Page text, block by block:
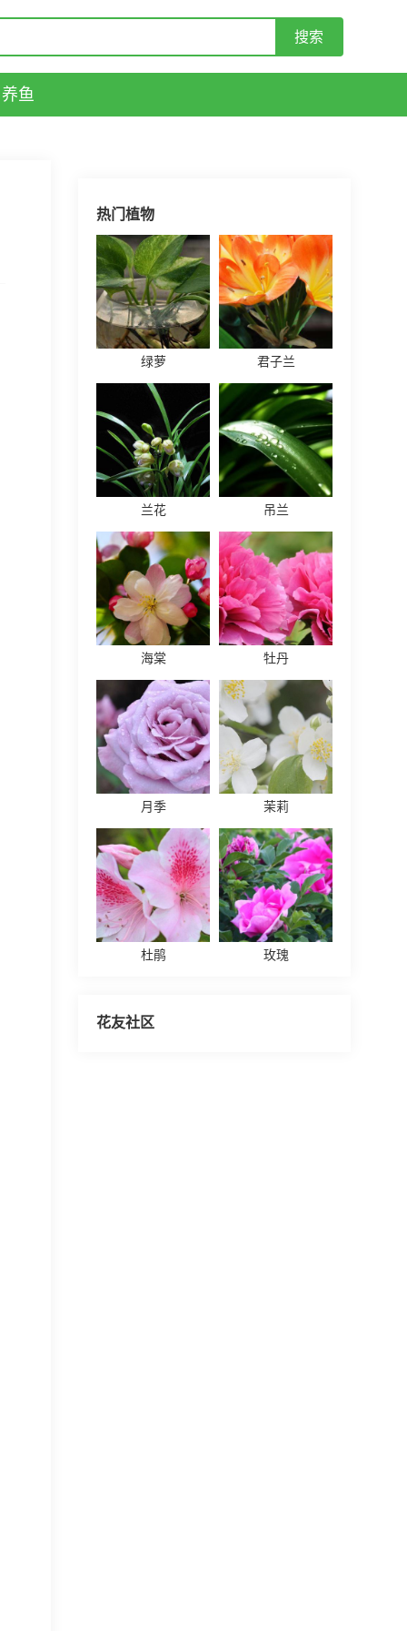
养鱼
热门植物
绿萝 君子兰
兰花 吊兰
海棠 牡丹
月季 茉莉
杜鹃 玫瑰
花友社区